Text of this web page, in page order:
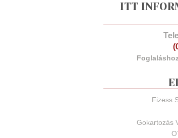
ITT
Fizess
Gokartozás